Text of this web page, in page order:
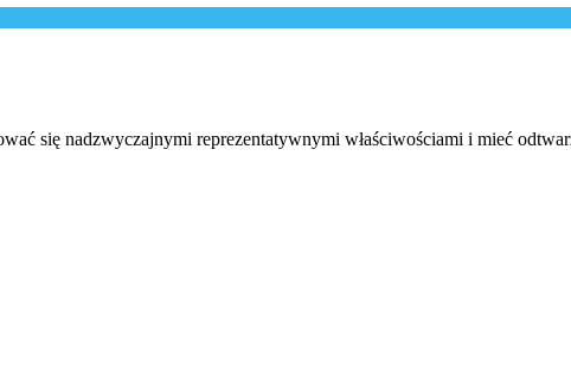
się nadzwyczajnymi reprezentatywnymi właściwościami i mieć